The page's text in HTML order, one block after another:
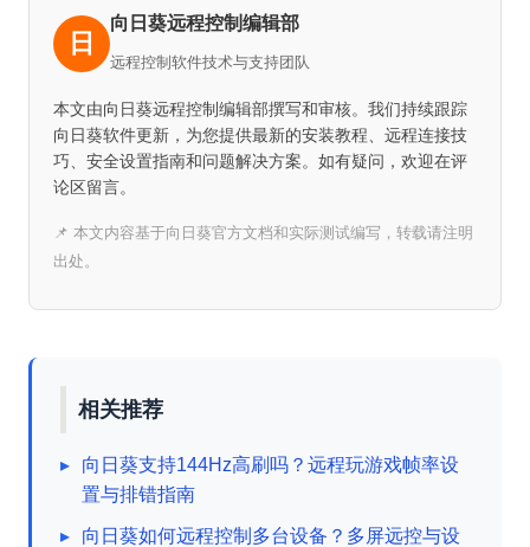
日
向日葵远程控制编辑部
远程控制软件技术与支持团队
本文由向日葵远程控制编辑部撰写和审核。我们持续跟踪
向日葵软件更新，为您提供最新的安装教程、远程连接技
巧、安全设置指南和问题解决方案。如有疑问，欢迎在评
论区留言。
📌 本文内容基于向日葵官方文档和实际测试编写，转载请注明
出处。
相关推荐
▸
向日葵支持144Hz高刷吗？远程玩游戏帧率设
置与排错指南
▸
向日葵如何远程控制多台设备？多屏远控与设